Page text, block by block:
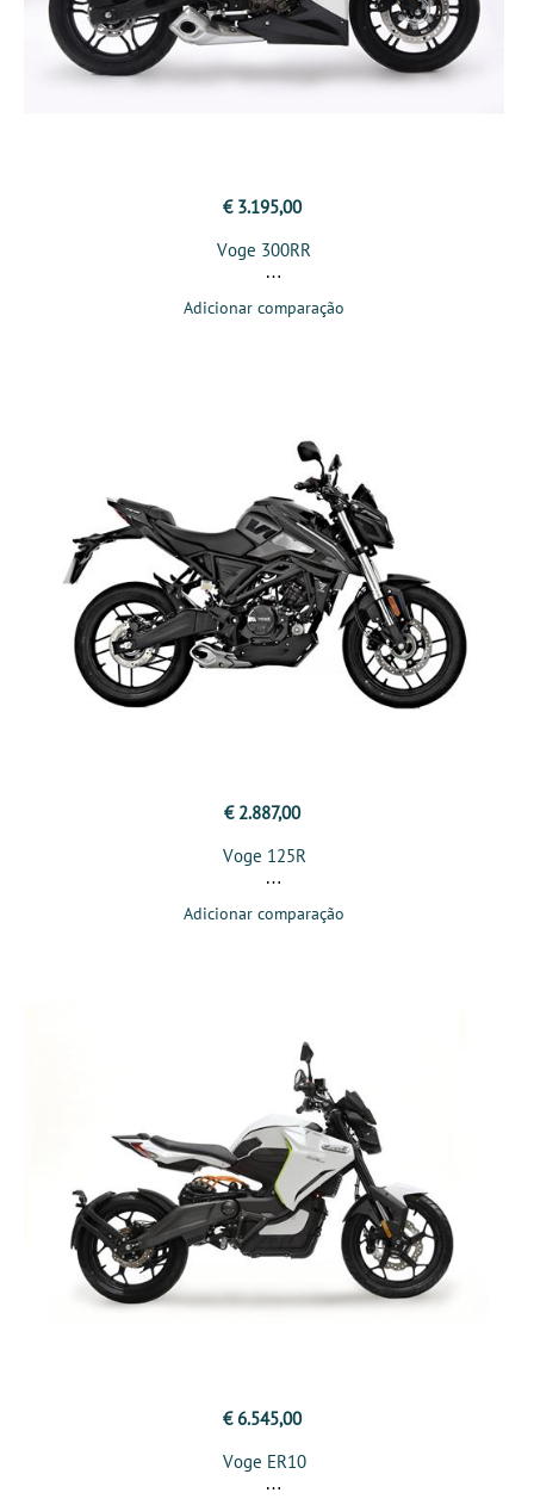
€ 3.195,00
Voge 300RR
Adicionar comparação
€ 2.887,00
Voge 125R
Adicionar comparação
€ 6.545,00
Voge ER10